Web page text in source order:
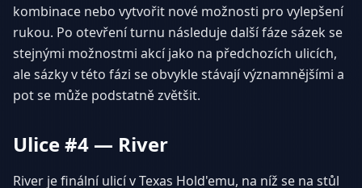
kombinace nebo vytvořit nové možnosti pro vylepšení
rukou. Po otevření turnu následuje další fáze sázek se
stejnými možnostmi akcí jako na předchozích ulicích,
ale sázky v této fázi se obvykle stávají významnějšími a
pot se může podstatně zvětšit.
Ulice #4 — River
River je finální ulicí v Texas Hold'emu, na níž se na stůl